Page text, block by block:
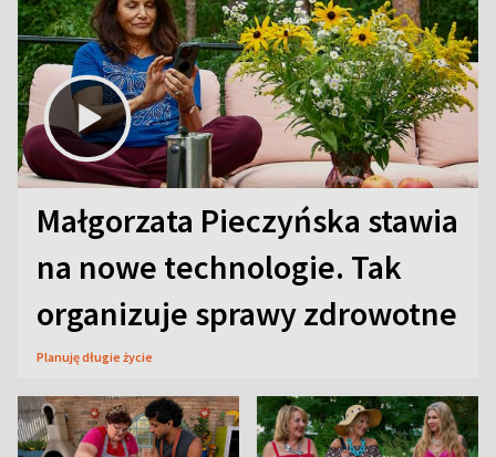
Małgorzata Pieczyńska stawia
na nowe technologie. Tak
organizuje sprawy zdrowotne
Planuję długie życie